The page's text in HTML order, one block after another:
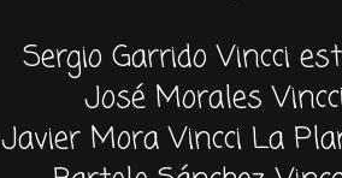
Sergio Garrido Vincci
José Morales
Javier Mora Vincci La